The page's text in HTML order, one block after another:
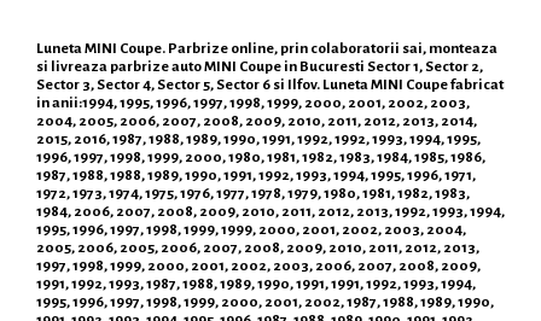
Luneta MINI Coupe. Parbrize online, prin colaboratorii sai, monteaza
si livreaza parbrize auto MINI Coupe in Bucuresti Sector 1, Sector 2,
Sector 3, Sector 4, Sector 5, Sector 6 si Ilfov. Luneta MINI Coupe fabricat
in anii:1994, 1995, 1996, 1997, 1998, 1999, 2000, 2001, 2002, 2003,
2004, 2005, 2006, 2007, 2008, 2009, 2010, 2011, 2012, 2013, 2014,
2015, 2016, 1987, 1988, 1989, 1990, 1991, 1992, 1992, 1993, 1994, 1995,
1996, 1997, 1998, 1999, 2000, 1980, 1981, 1982, 1983, 1984, 1985, 1986,
1987, 1988, 1988, 1989, 1990, 1991, 1992, 1993, 1994, 1995, 1996, 1971,
1972, 1973, 1974, 1975, 1976, 1977, 1978, 1979, 1980, 1981, 1982, 1983,
1984, 2006, 2007, 2008, 2009, 2010, 2011, 2012, 2013, 1992, 1993, 1994,
1995, 1996, 1997, 1998, 1999, 1999, 2000, 2001, 2002, 2003, 2004,
2005, 2006, 2005, 2006, 2007, 2008, 2009, 2010, 2011, 2012, 2013,
1997, 1998, 1999, 2000, 2001, 2002, 2003, 2006, 2007, 2008, 2009,
1991, 1992, 1993, 1987, 1988, 1989, 1990, 1991, 1991, 1992, 1993, 1994,
1995, 1996, 1997, 1998, 1999, 2000, 2001, 2002, 1987, 1988, 1989, 1990,